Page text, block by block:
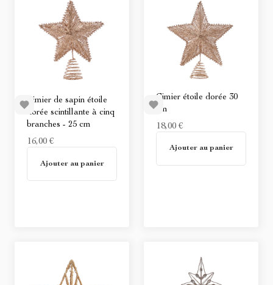
Cimier de sapin étoile
dorée scintillante à cinq
branches - 25 cm
16,00 €
Non disponible
Ajouter au panier
Cimier étoile dorée 30
cm
18,00 €
Non disponible
Ajouter au panier